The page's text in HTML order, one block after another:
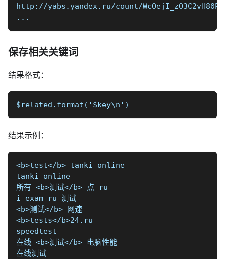
http://yabs.yandex.ru/count/WcOejI_zO3C2vH80P1zY-
...
保存相关关键词
结果格式：
$related.format('$key\n')
结果示例：
<b>test</b> tanki online
tanki online
所有 <b>测试</b> 点 ru
i exam ru 测试
<b>测试</b> 网速
<b>tests</b>24.ru
speedtest
在线 <b>测试</b> 电脑性能
在线测试